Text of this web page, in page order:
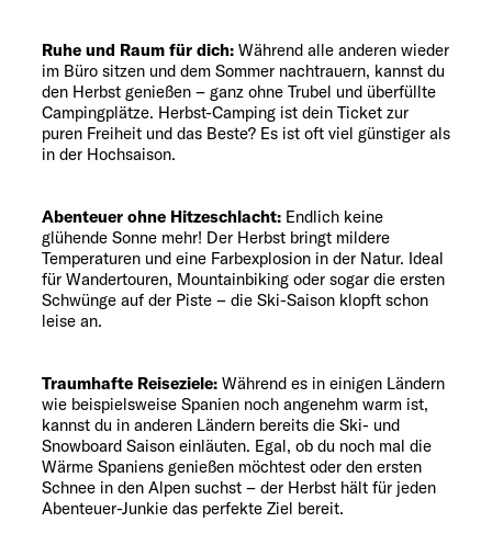
Ruhe und Raum für dich: Während alle anderen wieder
im Büro sitzen und dem Sommer nachtrauern, kannst du
den Herbst genießen – ganz ohne Trubel und überfüllte
Campingplätze. Herbst-Camping ist dein Ticket zur
puren Freiheit und das Beste? Es ist oft viel günstiger als
in der Hochsaison.
Abenteuer ohne Hitzeschlacht: Endlich keine
glühende Sonne mehr! Der Herbst bringt mildere
Temperaturen und eine Farbexplosion in der Natur. Ideal
für Wandertouren, Mountainbiking oder sogar die ersten
Schwünge auf der Piste – die Ski-Saison klopft schon
leise an.
Traumhafte Reiseziele: Während es in einigen Ländern
wie beispielsweise Spanien noch angenehm warm ist,
kannst du in anderen Ländern bereits die Ski- und
Snowboard Saison einläuten. Egal, ob du noch mal die
Wärme Spaniens genießen möchtest oder den ersten
Schnee in den Alpen suchst – der Herbst hält für jeden
Abenteuer-Junkie das perfekte Ziel bereit.